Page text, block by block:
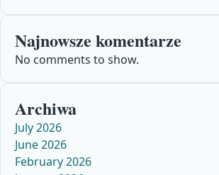
Najnowsze komentarze
No comments to show.
Archiwa
July 2026
June 2026
February 2026